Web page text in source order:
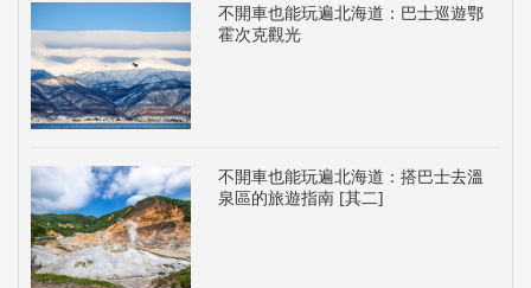
不開車也能玩遍北海道：巴士巡遊鄂
霍次克觀光
不開車也能玩遍北海道：搭巴士去溫
泉區的旅遊指南 [其二]